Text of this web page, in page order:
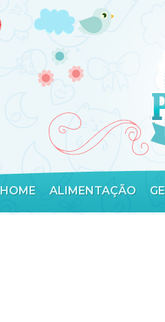
HOME ALIMENTAÇÃO